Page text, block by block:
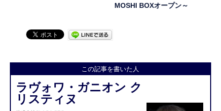
MOSHI BOXオープン～
この記事を書いた人
ラヴォワ・ガニオン ク
リスティヌ